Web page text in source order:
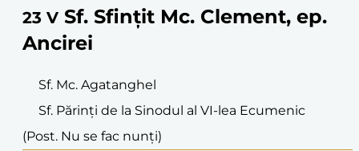
23 V Sf. Sfințit Mc. Clement, ep.
Ancirei
Sf. Mc. Agatanghel
Sf. Părinți de la Sinodul al VI-lea Ecumenic
(Post. Nu se fac nunți)